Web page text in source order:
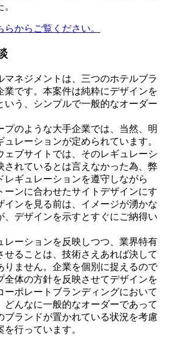
からご覧ください。
マネジメントは、三つのホテルブラ
業です。本案件は純粋にデザインを
いう、シンプルで一般的なオーダー
プのような大手企業では、当然、明
レーションが定められています。
ェブサイトでは、そのレギュレーシ
されているとは言えなかった為、弊
レギュレーションを遵守しながら
ーンに合わせたサイトデザインにす
インを見る前は、イメージが湧かな
、デザインを示すとすぐにご納得い
レーションを反映しつつ、業界特有
せることは、技術さえあれば決して
りません。企業を個別に捉えるので
全体の方針を反映させてデザインを
ーポレートブランディングにおいて
どんなに一般的なオーダーであって
ブランドが置かれている状況を考慮
行っています。